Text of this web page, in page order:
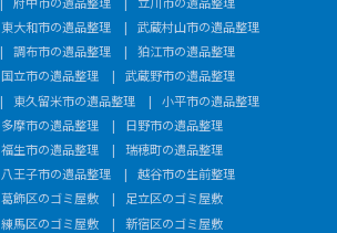
東大和市の遺品整理
武蔵村山市の遺品整理
調布市の遺品整理
狛江市の遺品整理
国立市の遺品整理
武蔵野市の遺品整理
東久留米市の遺品整理
小平市の遺品整理
多摩市の遺品整理
日野市の遺品整理
福生市の遺品整理
瑞穂町の遺品整理
八王子市の遺品整理
越谷市の生前整理
葛飾区のゴミ屋敷
足立区のゴミ屋敷
練馬区のゴミ屋敷
新宿区のゴミ屋敷